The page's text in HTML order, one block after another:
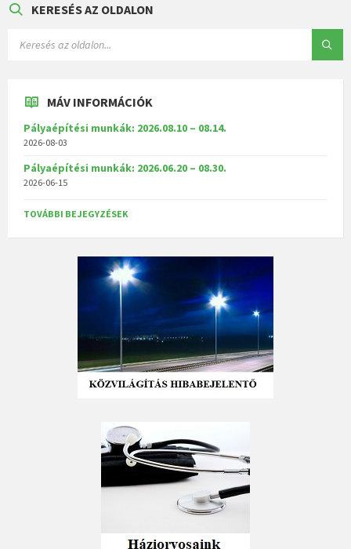
KERESÉS AZ OLDALON
MÁV INFORMÁCIÓK
Pályaépítési munkák: 2026.08.10 – 08.14.
2026-08-03
Pályaépítési munkák: 2026.06.20 – 08.30.
2026-06-15
TOVÁBBI BEJEGYZÉSEK